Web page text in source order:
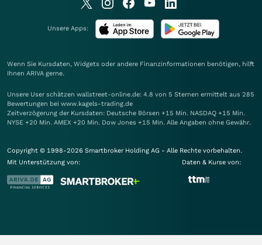
Unsere Apps:
Wenn Sie Kursdaten, Widgets oder andere Finanzinformationen benötigen, hilft
Ihnen ARIVA gerne.
Unsere User schätzen wallstreet-online.de: 4.8 von 5 Sternen ermittelt aus 285
Bewertungen bei www.kagels-trading.de
Zeitverzögerung der Kursdaten: Deutsche Börsen +15 Min. NASDAQ +15 Min.
NYSE +20 Min. AMEX +20 Min. Dow Jones +15 Min. Alle Angaben ohne Gewähr.
Copyright © 1998-2026 Smartbroker Holding AG - Alle Rechte vorbehalten.
Mit Unterstützung von:
Daten & Kurse von: